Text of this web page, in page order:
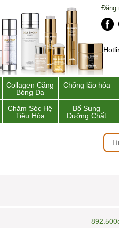
Đăng
Collagen Căng
Bóng Da
Chống lão hóa
Chăm Sóc Hệ
Tiêu Hóa
Bổ Sung
Dưỡng Chất